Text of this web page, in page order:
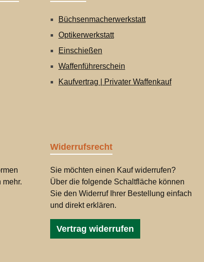
Büchsenmacherwerkstatt
Optikerwerkstatt
Einschießen
Waffenführerschein
Kaufvertrag | Privater Waffenkauf
Widerrufsrecht
Sie möchten einen Kauf widerrufen?
Über die folgende Schaltfläche können
Sie den Widerruf Ihrer Bestellung einfach
und direkt erklären.
Vertrag widerrufen